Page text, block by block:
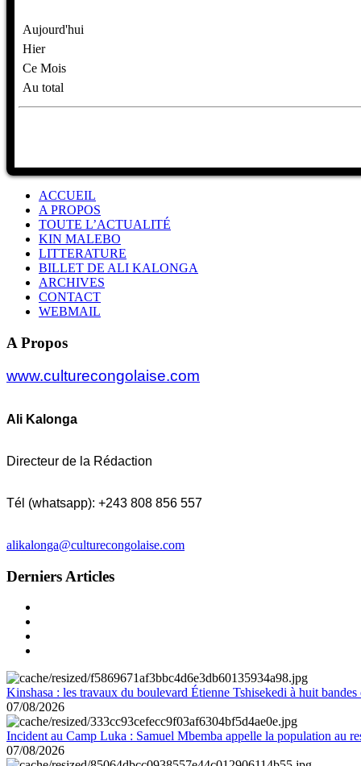
Aujourd'hui
Hier
Ce Mois
Au total
ACCUEIL
A PROPOS
TOUTE L’ACTUALITÉ
KIN MALEBO
LITTERATURE
BILLET DE ALI KALONGA
ARCHIVES
CONTACT
WEBMAIL
A Propos
www.culturecongolaise.com
Ali Kalonga
Directeur de la Rédaction
Tél (whatsapp): +243 808 856 557
alikalonga@culturecongolaise.com
Derniers Articles
Kinshasa : les travaux du boulevard Étienne Tshisekedi à huit
07/08/2026
Incident au Camp Luka : Samuel Mbemba appelle la population au
07/08/2026